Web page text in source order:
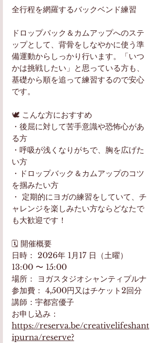
​全行程を網羅するバックベンド練習
ドロップバック＆カムアップへのステ
ップとして、背骨をしなやかに使う準
備運動からしっかり行います。「いつ
かは挑戦したい」と思っている方も、
基礎から順を追って練習するので安心
です。
​🕊 こんな方におすすめ
・​後屈に対して苦手意識や恐怖心があ
る方
・​呼吸が浅くなりがちで、胸を広げた
い方
・​ドロップバック＆カムアップのコツ
を掴みたい方
​・ 定期的にヨガの練習をしていて、チ
ャレンジを楽しみたい方ならどなたで
も大歓迎です！
​🗓 開催概要
​日時： 2026年 1月17 日（土曜）
13:00 〜 15:00
​場所： ヨガスタジオシャンティプルナ
​参加費： 4,500円又はチケット2回分
講師：宇都宮優子
お申し込み：
https://reserva.be/creativelifeshant
ipurna/reserve?